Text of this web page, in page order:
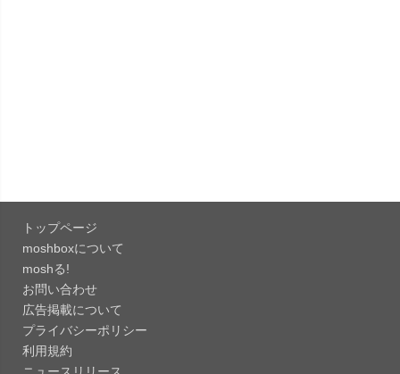
「Microsoft OneDrive 18.6.7」iOS向け最新版を...
「Pokémon GO 0.423.0」iOS向け最新版をリリー
ス。
ス。AIプロ...
トップページ
moshboxについて
moshる!
お問い合わせ
広告掲載について
プライバシーポリシー
利用規約